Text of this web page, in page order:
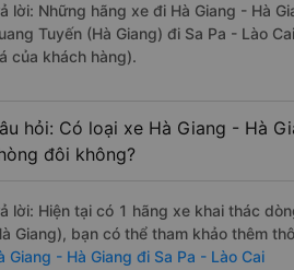
lời: Những hãng xe đi Hà Giang - Hà
Tuyến (Hà Giang) đi Sa Pa - Lào
của khách hàng).
hỏi: Có loại xe Hà Giang - Hà
đôi không?
lời: Hiện tại có 1 hãng xe khai thác
Giang), bạn có thể tham khảo thêm
Giang - Hà Giang đi Sa Pa - Lào Cai